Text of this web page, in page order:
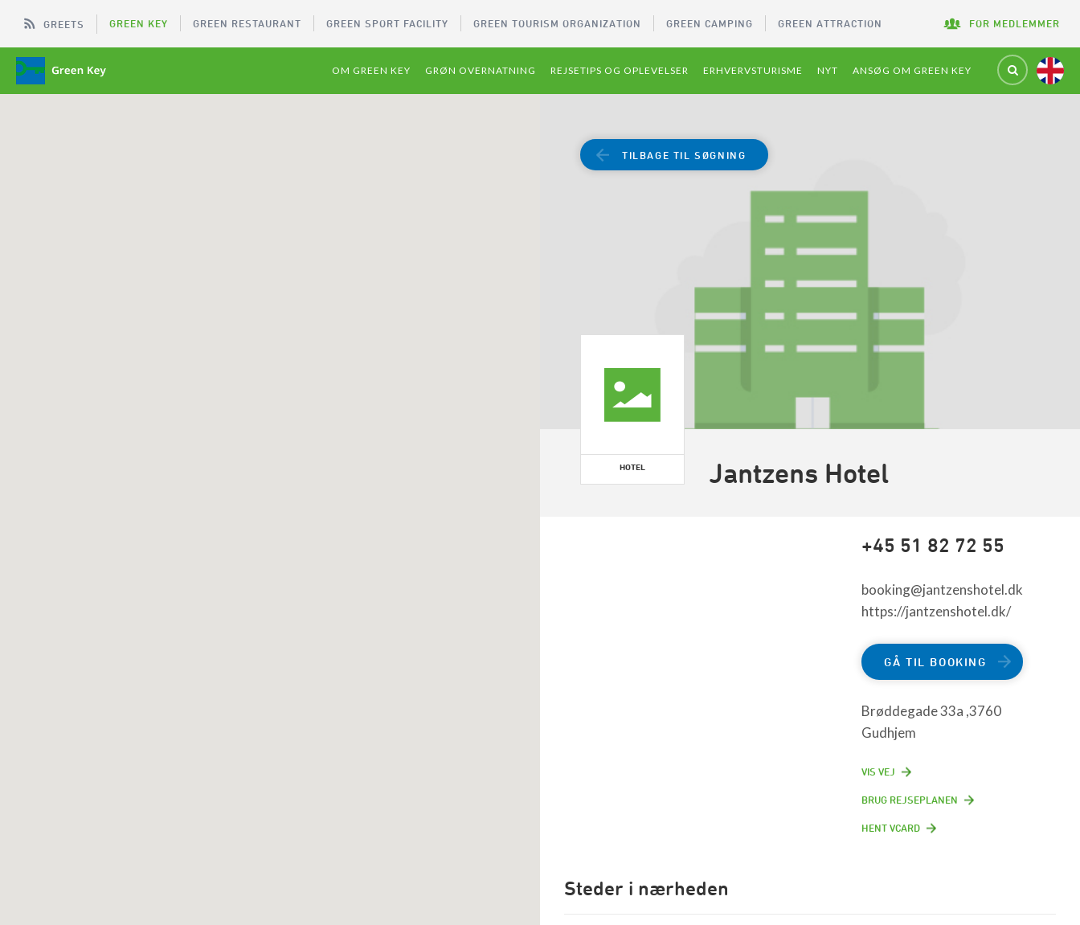
GREETS GREEN KEY GREEN RESTAURANT GREEN SPORT FACILITY GREEN TOURISM ORGANIZATION GREEN CAMPING GREEN ATTRACTION FOR MEDLEMMER
OM GREEN KEY GRØN OVERNATNING REJSETIPS OG OPLEVELSER ERHVERVSTURISME NYT ANSØG OM GREEN KEY
TILBAGE TIL SØGNING
HOTEL Jantzens Hotel
+45 51 82 72 55
booking@jantzenshotel.dk
https://jantzenshotel.dk/
GÅ TIL BOOKING
Brøddegade 33a ,3760
Gudhjem
VIS VEJ
BRUG REJSEPLANEN
HENT VCARD
Steder i nærheden